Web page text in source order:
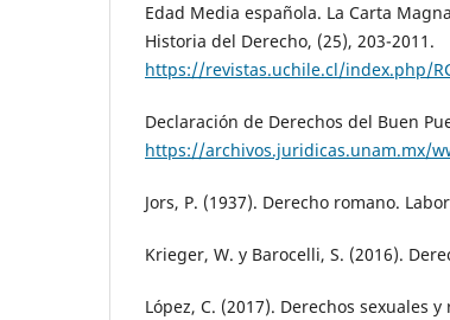
Edad Media española. La Carta
Historia del Derecho, (25), 203-2011.
https://revistas.uchile.cl/index.php/
Declaración de Derechos del Buen
https://archivos.juridicas.unam.mx/
Jors, P. (1937). Derecho romano.
Krieger, W. y Barocelli, S. (2016).
López, C. (2017). Derechos sexuales